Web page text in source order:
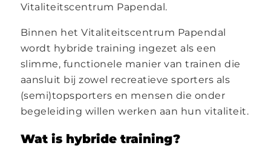
Vitaliteitscentrum Papendal.
Binnen het Vitaliteitscentrum Papendal
wordt hybride training ingezet als een
slimme, functionele manier van trainen die
aansluit bij zowel recreatieve sporters als
(semi)topsporters en mensen die onder
begeleiding willen werken aan hun vitaliteit.
Wat is hybride training?